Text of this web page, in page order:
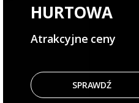
HURTOWA
Atrakcyjne ceny
SPRAWDŹ